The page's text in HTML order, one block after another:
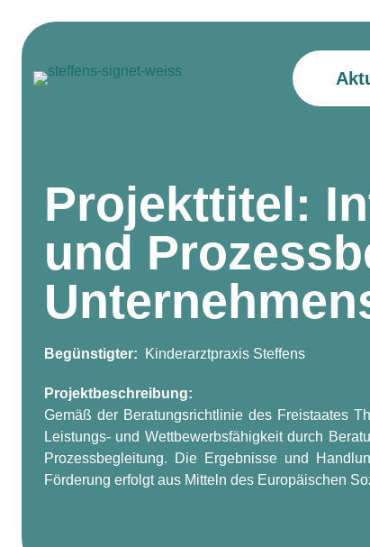
Projekttitel:
und
Begünstigter: Kinderarztpraxis Steffens
Projektbeschreibung:
Gemäß der Beratungsrichtlinie des Freistaates
Leistungs- und Wettbewerbsfähigkeit durch
Prozessbegleitung. Die Ergebnisse und
Förderung erfolgt aus Mitteln des Europäischen